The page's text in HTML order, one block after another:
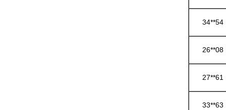
34**54
26**08
27**61
33**63